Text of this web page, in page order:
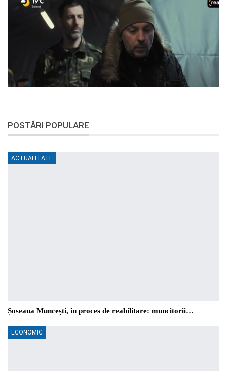
POSTĂRI POPULARE
ACTUALITATE
Șoseaua Muncești, în proces de reabilitare: muncitorii…
ECONOMIC